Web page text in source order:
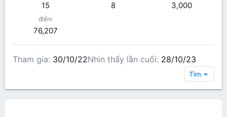
15 8 3,000
điểm
76,207
Tham gia 30/10/22Nhìn thấy lần cuối 28/10/23
Tìm